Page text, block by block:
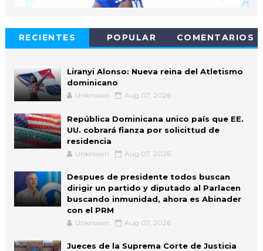
RECIENTES POPULAR COMENTARIOS
Liranyi Alonso: Nueva reina del Atletismo
dominicano
Unknown Aug 07, 2026
República Dominicana unico país que EE.
UU. cobrará fianza por solicittud de
residencia
Unknown Aug 07, 2026
Despues de presidente todos buscan
dirigir un partido y diputado al Parlacen
buscando inmunidad, ahora es Abinader
con el PRM
Unknown Aug 07, 2026
Jueces de la Suprema Corte de Justicia